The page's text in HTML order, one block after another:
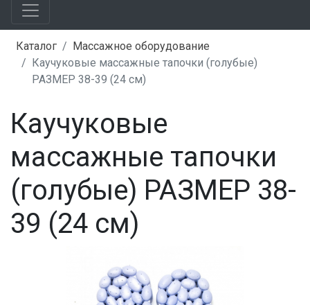
Каталог
Массажное оборудование
Каучуковые массажные тапочки (голубые)
РАЗМЕР 38-39 (24 см)
Каучуковые
массажные тапочки
(голубые) РАЗМЕР 38-
39 (24 см)